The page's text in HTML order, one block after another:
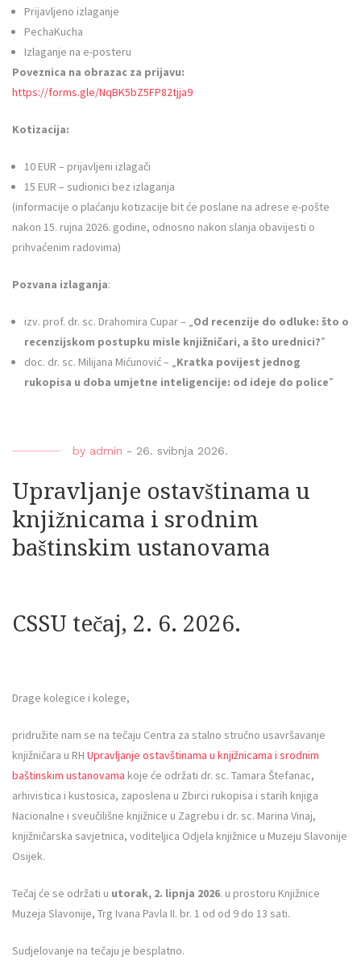
Prijavljeno izlaganje
PechaKucha
Izlaganje na e-posteru
Poveznica na obrazac za prijavu:
https://forms.gle/NqBK5bZ5FP82tjja9
Kotizacija:
10 EUR – prijavljeni izlagači
15 EUR – sudionici bez izlaganja
(informacije o plaćanju kotizacije bit će poslane na adrese e-pošte
nakon 15. rujna 2026. godine, odnosno nakon slanja obavijesti o
prihvaćenim radovima)
Pozvana izlaganja:
izv. prof. dr. sc. Drahomira Cupar – „Od recenzije do odluke: što o
recenzijskom postupku misle knjižničari, a što urednici?”
doc. dr. sc. Milijana Mićunović – „Kratka povijest jednog
rukopisa u doba umjetne inteligencije: od ideje do police”
by admin - 26. svibnja 2026.
Upravljanje ostavštinama u
knjižnicama i srodnim
baštinskim ustanovama
CSSU tečaj, 2. 6. 2026.
Drage kolegice i kolege,
pridružite nam se na tečaju Centra za stalno stručno usavršavanje
knjižničara u RH Upravljanje ostavštinama u knjižnicama i srodnim
baštinskim ustanovama koje će održati dr. sc. Tamara Štefanac,
arhivistica i kustosica, zaposlena u Zbirci rukopisa i starih knjiga
Nacionalne i sveučilišne knjižnice u Zagrebu i dr. sc. Marina Vinaj,
knjižničarska savjetnica, voditeljica Odjela knjižnice u Muzeju Slavonije
Osijek.
Tečaj će se održati u utorak, 2. lipnja 2026. u prostoru Knjižnice
Muzeja Slavonije, Trg Ivana Pavla II. br. 1 od od 9 do 13 sati.
Sudjelovanje na tečaju je besplatno.